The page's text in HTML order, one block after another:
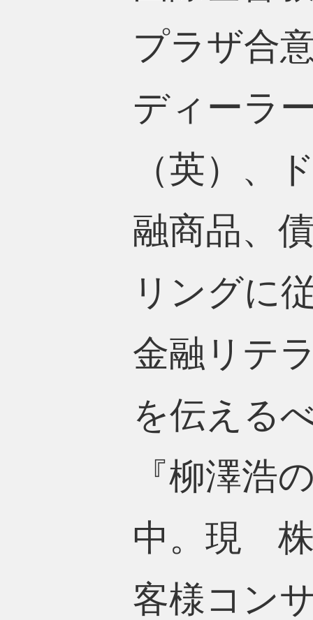
プラザ合
ディーラ
（英）、
融商品、
リングに
金融リテ
を伝える
『柳澤浩
中。現 株
客様コン